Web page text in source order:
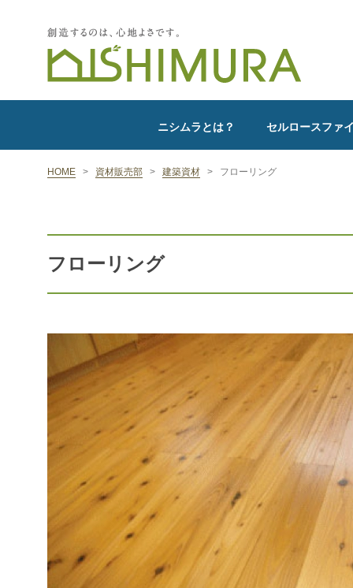
ニシムラとは？ セルロースファ
HOME > 資材販売部 > 建築資材 > フローリング
フローリング